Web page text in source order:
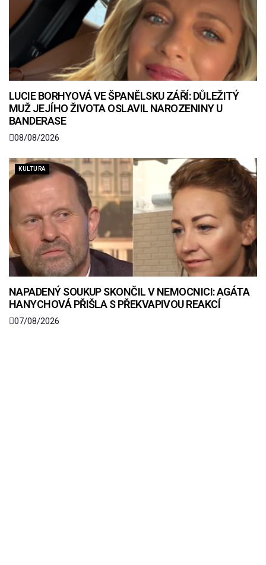
LUCIE BORHYOVÁ VE ŠPANĚLSKU ZÁŘÍ: DŮLEŽITÝ
MUŽ JEJÍHO ŽIVOTA OSLAVIL NAROZENINY U
BANDERASE
08/08/2026
KULTURA
NAPADENÝ SOUKUP SKONČIL V NEMOCNICI: AGÁTA
HANYCHOVÁ PŘIŠLA S PŘEKVAPIVOU REAKCÍ
07/08/2026